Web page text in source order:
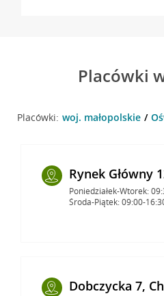
Placówki
Placówki: woj. małopolskie
Rynek Główny
Poniedziałek-Wtorek:
Środa-Piątek: 09:00-
Dobczycka 7,